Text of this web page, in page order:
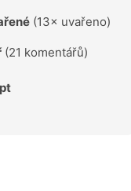
(13× uvařeno)
(21 komentářů)